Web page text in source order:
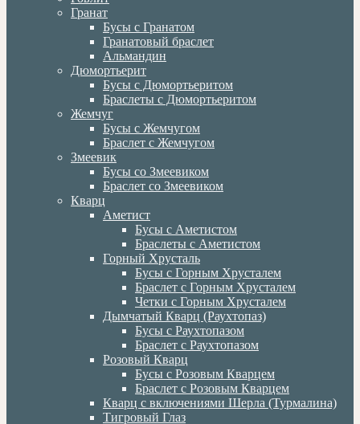
Гранат
Бусы с Гранатом
Гранатовый браслет
Альмандин
Дюмортьерит
Бусы с Дюмортьеритом
Браслеты с Дюмортьеритом
Жемчуг
Бусы с Жемчугом
Браслет с Жемчугом
Змеевик
Бусы со Змеевиком
Браслет со Змеевиком
Кварц
Аметист
Бусы с Аметистом
Браслеты с Аметистом
Горный Хрусталь
Бусы с Горным Хрусталем
Браслет с Горным Хрусталем
Четки с Горным Хрусталем
Дымчатый Кварц (Раухтопаз)
Бусы с Раухтопазом
Браслет с Раухтопазом
Розовый Кварц
Бусы с Розовым Кварцем
Браслет с Розовым Кварцем
Кварц с включениями Шерла (Турмалина)
Тигровый Глаз